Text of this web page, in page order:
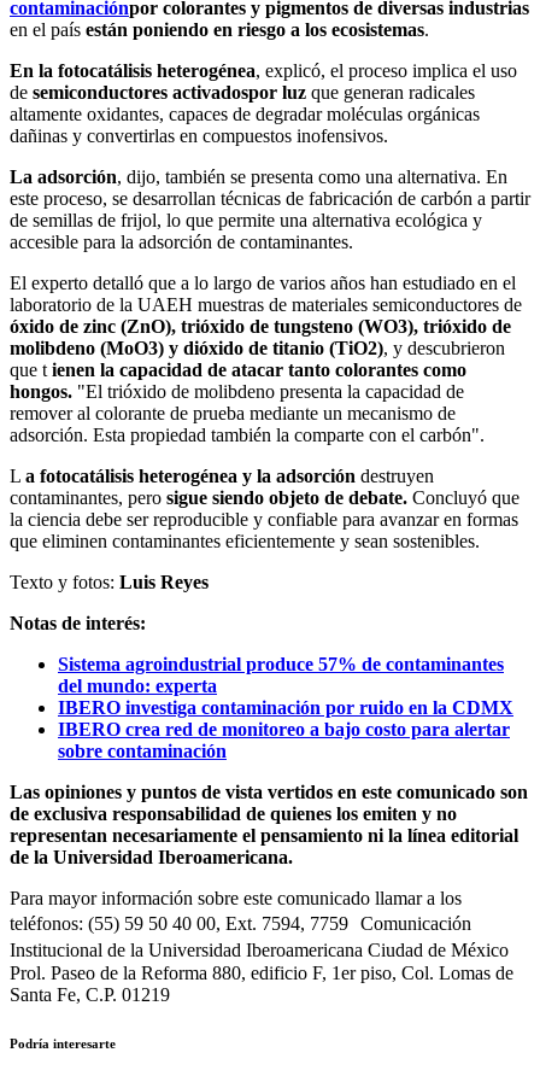
contaminaciónpor colorantes y pigmentos de diversas industrias
en el país están poniendo en riesgo a los ecosistemas.
En la fotocatálisis heterogénea, explicó, el proceso implica el uso
de semiconductores activadospor luz que generan radicales
altamente oxidantes, capaces de degradar moléculas orgánicas
dañinas y convertirlas en compuestos inofensivos.
La adsorción, dijo, también se presenta como una alternativa. En
este proceso, se desarrollan técnicas de fabricación de carbón a partir
de semillas de frijol, lo que permite una alternativa ecológica y
accesible para la adsorción de contaminantes.
El experto detalló que a lo largo de varios años han estudiado en el
laboratorio de la UAEH muestras de materiales semiconductores de
óxido de zinc (ZnO), trióxido de tungsteno (WO3), trióxido de
molibdeno (MoO3) y dióxido de titanio (TiO2), y descubrieron
que t ienen la capacidad de atacar tanto colorantes como
hongos. "El trióxido de molibdeno presenta la capacidad de
remover al colorante de prueba mediante un mecanismo de
adsorción. Esta propiedad también la comparte con el carbón".
L a fotocatálisis heterogénea y la adsorción destruyen
contaminantes, pero sigue siendo objeto de debate. Concluyó que
la ciencia debe ser reproducible y confiable para avanzar en formas
que eliminen contaminantes eficientemente y sean sostenibles.
Texto y fotos: Luis Reyes
Notas de interés:
Sistema agroindustrial produce 57% de contaminantes
del mundo: experta
IBERO investiga contaminación por ruido en la CDMX
IBERO crea red de monitoreo a bajo costo para alertar
sobre contaminación
Las opiniones y puntos de vista vertidos en este comunicado son
de exclusiva responsabilidad de quienes los emiten y no
representan necesariamente el pensamiento ni la línea editorial
de la Universidad Iberoamericana.
Para mayor información sobre este comunicado llamar a los
teléfonos: (55) 59 50 40 00, Ext. 7594, 7759 Comunicación
Institucional de la Universidad Iberoamericana Ciudad de México
Prol. Paseo de la Reforma 880, edificio F, 1er piso, Col. Lomas de
Santa Fe, C.P. 01219
Podría interesarte